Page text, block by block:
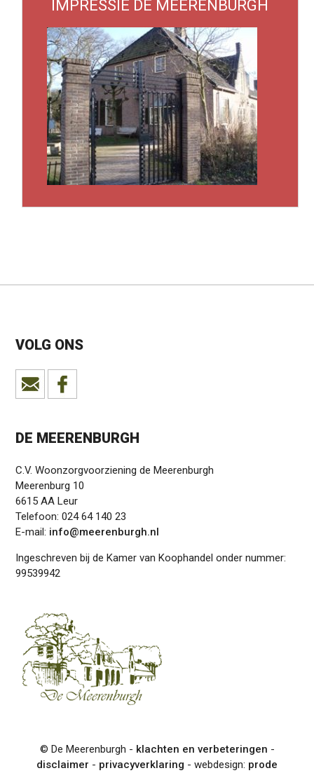
IMPRESSIE DE MEERENBURGH
VOLG ONS
DE MEERENBURGH
C.V. Woonzorgvoorziening de Meerenburgh
Meerenburg 10
6615 AA Leur
Telefoon: 024 64 140 23
E-mail: info@meerenburgh.nl
Ingeschreven bij de Kamer van Koophandel onder nummer:
99539942
© De Meerenburgh - klachten en verbeteringen -
disclaimer - privacyverklaring - webdesign: prode